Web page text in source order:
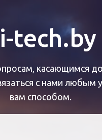
tech.by
касающимся
с нами любым
вам способом.